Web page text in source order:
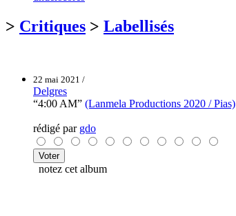
> Critiques > Labellisés
22 mai 2021 /
Delgres
“4:00 AM” (Lanmela Productions 2020 / Pias)
rédigé par gdo
notez cet album